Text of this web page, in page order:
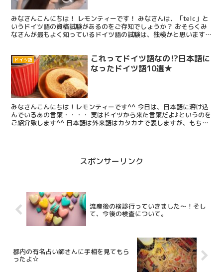
みなさんこんにちは！ レモンティーです！ みなさんは、「telc」と
いうドイツ語の資格試験があるのをご存知でしょうか？ おそらくみ
なさんが最もよく知っているドイツ語の試験は、独検かと思います。
ドイツ語
これってドイツ語なの⁉日本語に
なったドイツ語10選★
みなさんこんにちは！レモンティーです^^ 今日は、日本語に溶け込
んでいるあの言葉・・・・ 実はドイツから来た言葉だよ♪というのを
ご紹介致します^^ 日本語は外来語はカタカナで表しますが、もちろ
スポンサーリンク
流産後の検診行っていきました～！そし
て、今後の検査について。
都内の有名占い師さんに手相を見てもら
ったよ☆